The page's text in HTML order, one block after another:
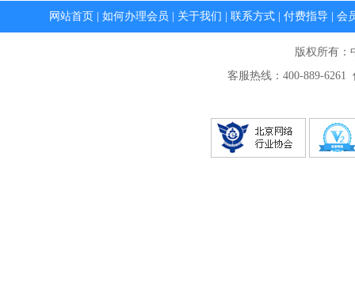
网站首页 如何办理会员 关于我们 联系方式 付费指导 会
版权所有
客服热线：400-889-6261